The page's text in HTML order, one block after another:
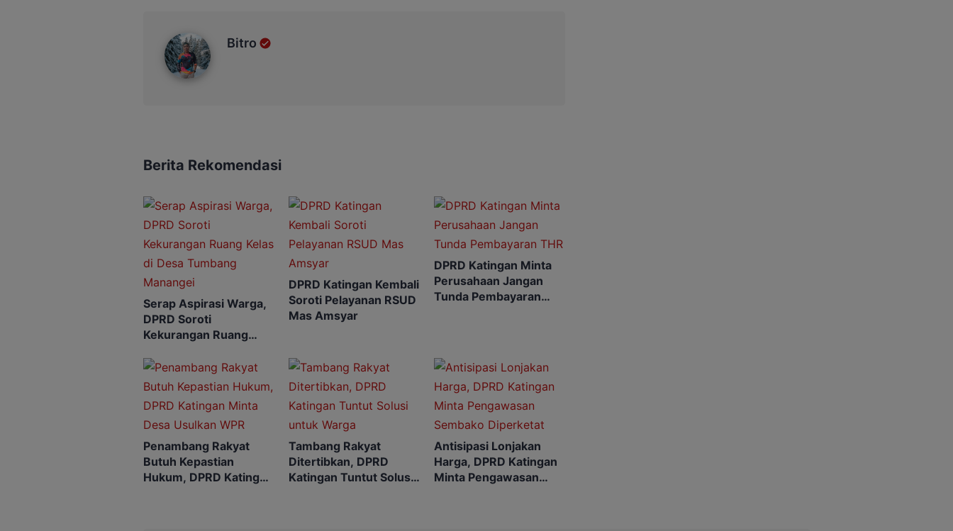
Bitro
Berita Rekomendasi
Serap Aspirasi Warga,
DPRD Soroti
Kekurangan Ruang
Manangei
DPRD Katingan Kembali
Soroti Pelayanan RSUD
Mas Amsyar
DPRD Katingan Minta
Perusahaan Jangan
Tunda Pembayaran
Penambang Rakyat
Butuh Kepastian
Hukum, DPRD Katingan
Tambang Rakyat
Ditertibkan, DPRD
Katingan Tuntut Solusi
Antisipasi Lonjakan
Harga, DPRD Katingan
Minta Pengawasan